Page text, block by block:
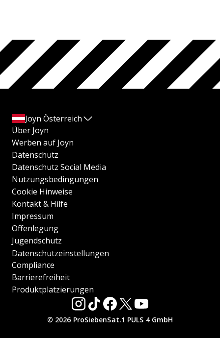
Joyn Österreich
Über Joyn
Werben auf Joyn
Datenschutz
Datenschutz Social Media
Nutzungsbedingungen
Cookie Hinweise
Kontakt & Hilfe
Impressum
Offenlegung
Jugendschutz
Datenschutzeinstellungen
Compliance
Barrierefreiheit
Produktplatzierungen
© 2026 ProSiebenSat.1 PULS 4 GmbH